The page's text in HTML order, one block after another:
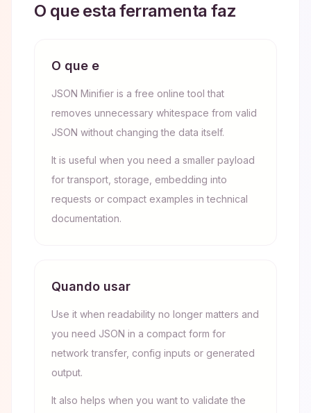
O que esta ferramenta faz
O que e
JSON Minifier is a free online tool that
removes unnecessary whitespace from valid
JSON without changing the data itself.
It is useful when you need a smaller payload
for transport, storage, embedding into
requests or compact examples in technical
documentation.
Quando usar
Use it when readability no longer matters and
you need JSON in a compact form for
network transfer, config inputs or generated
output.
It also helps when you want to validate the